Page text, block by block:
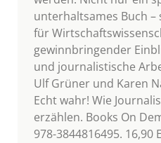
unterhaltsames Buch –
für
gewinnbringender
und journalistische
Ulf Grüner und Karen
Echt wahr! Wie
erzählen. Books On
978-3844816495. 16,90